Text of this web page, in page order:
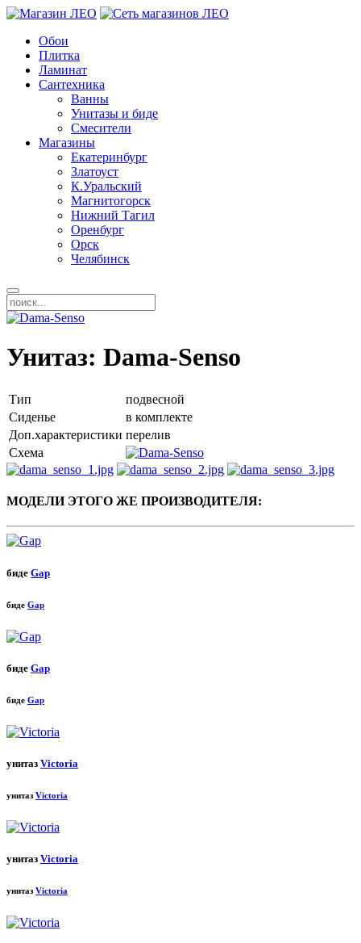
Обои
Плитка
Ламинат
Сантехника
Ванны
Унитазы и биде
Смесители
Магазины
Екатеринбург
Златоуст
К.Уральский
Магнитогорск
Нижний Тагил
Оренбург
Орск
Челябинск
Унитаз: Dama-Senso
Тип
подвесной
Сиденье
в комплекте
Доп.характеристики перелив
Схема
МОДЕЛИ ЭТОГО ЖЕ ПРОИЗВОДИТЕЛЯ:
биде Gap
биде Gap
биде Gap
биде Gap
унитаз Victoria
унитазVictoria
унитаз Victoria
унитазVictoria